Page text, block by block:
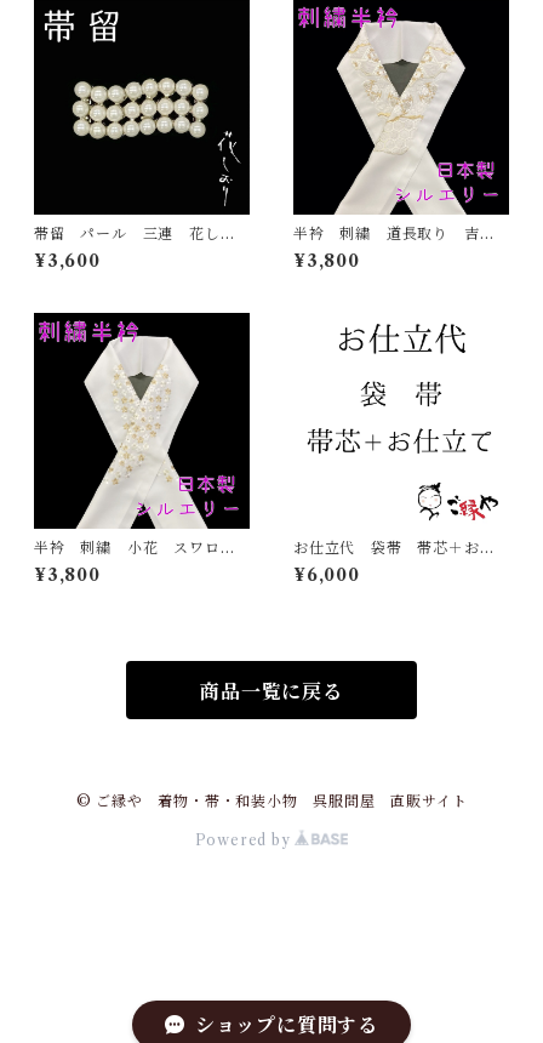
ショップに質問する
帯留 パール 三連 花しお
り 大原商店 帯飾り 日本
製 和装小物
¥3,600
半衿 刺繍 道長取り 吉祥
紋 金 白地 シルエリー
新合繊 日本製 刺繍衿 和
¥3,800
半衿 刺繍 小花 スワロフ
スキー 金 白地 シルエリ
ー 新合繊 日本製 刺繍
¥3,800
お仕立代 袋帯 帯芯＋お仕
立て
¥6,000
商品一覧に戻る
© ご縁や 着物・帯・和装小物 呉服問屋 直販サイト
Powered by